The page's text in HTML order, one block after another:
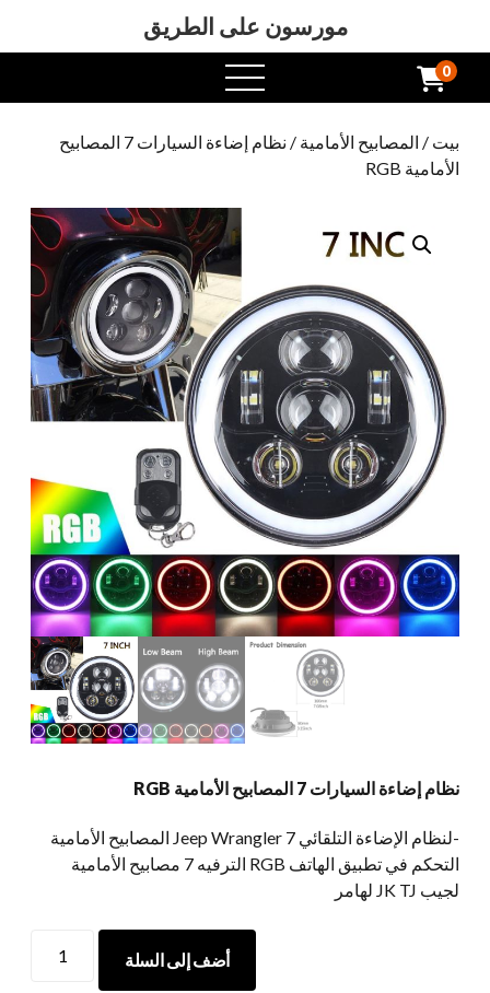
مورسون على الطريق
افتح
القائمة
0
بيت / المصابيح الأمامية
/ نظام إضاءة السيارات 7 المصابيح
الأمامية RGB
نظام إضاءة السيارات 7 المصابيح الأمامية RGB
-لنظام الإضاءة التلقائي Jeep Wrangler 7 المصابيح الأمامية
التحكم في تطبيق الهاتف RGB الترفيه 7 مصابيح الأمامية
لجيب JK TJ لهامر
إضاءة
أضف إلى السلة